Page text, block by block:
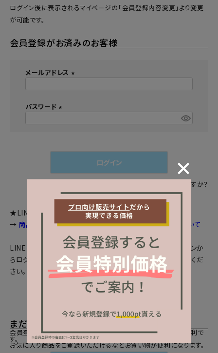
ログイン後に表示されるマイページの「会員登録内容変更」より変更
が可能です。
会員登録がお済みのお客様
メールアドレス
)
パスワード
ログイン
パスワードをお忘れですか？
★LINEログインをご利用のお客様へお知らせ
→ 商品画面等で個数選択等が出来ない場合の対処法について
LINEとの会員連携がお済みの方は、「LINEでログイン」ボタンか
らログインしてください。まだの方は、 LINEと会員連携
をしてくだ
さい。
まだご登録がお済みでないお客様
会員登録をしていただきますと、二度目のお買い物時にとても便利で
す。
お気に入り商品をご登録いただけるなどお買い物が便利になります。